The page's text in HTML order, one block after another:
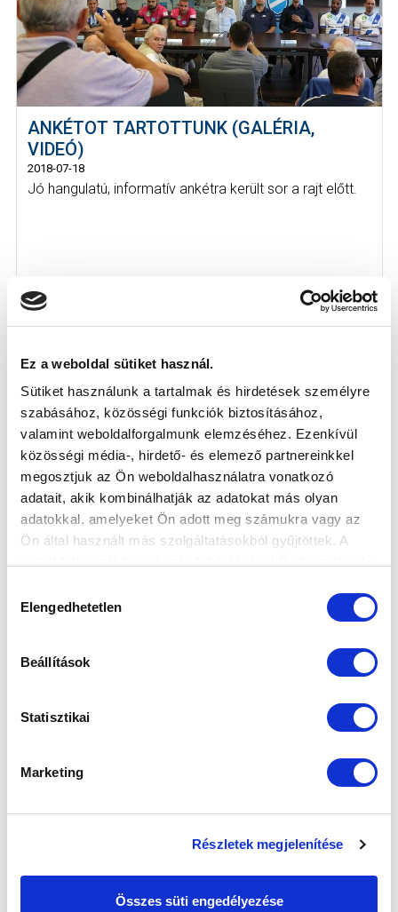
Ez a weboldal sütiket használ.
Sütiket használunk a tartalmak és hirdetések személyre
szabásához, közösségi funkciók biztosításához,
valamint weboldalforgalmunk elemzéséhez. Ezenkívül
közösségi média-, hirdető- és elemező partnereinkkel
megosztjuk az Ön weboldalhasználatra vonatkozó
adatait, akik kombinálhatják az adatokat más olyan
adatokkal, amelyeket Ön adott meg számukra vagy az
Ön által használt más szolgáltatásokból gyűjtöttek. A
kiválasztása
Elengedhetetlen
Beállítások
Statisztikai
Marketing
Részletek megjelenítése
Összes süti engedélyezése
ANKÉTOT TARTOTTUNK (GALÉRIA,
VIDEÓ)
2018-07-18
Jó hangulatú, informatív ankétra került sor a rajt előtt.
ELKÖSZÖNTÜNK PÉTERTŐL (GALÉRIA)